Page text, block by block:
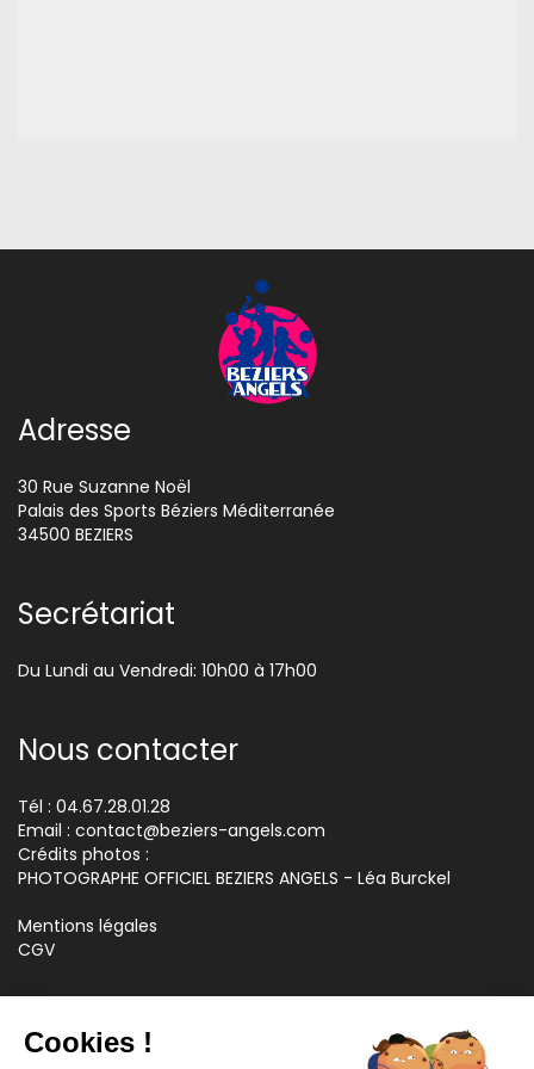
Adresse
30 Rue Suzanne Noël
Palais des Sports Béziers Méditerranée
34500 BEZIERS
Secrétariat
Du Lundi au Vendredi: 10h00 à 17h00
Nous contacter
Tél : 04.67.28.01.28
Email : contact@beziers-angels.com
Crédits photos :
PHOTOGRAPHE OFFICIEL BEZIERS ANGELS - Léa Burckel
Mentions légales
CGV
Retrouvez-nous
Cookies !